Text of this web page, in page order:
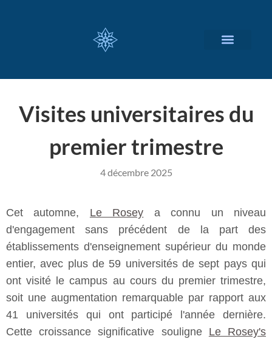
Visites universitaires du
premier trimestre
4 décembre 2025
Cet automne, Le Rosey a connu un niveau
d'engagement sans précédent de la part des
établissements d'enseignement supérieur du monde
entier, avec plus de 59 universités de sept pays qui
ont visité le campus au cours du premier trimestre,
soit une augmentation remarquable par rapport aux
41 universités qui ont participé l'année dernière.
Cette croissance significative souligne Le Rosey's